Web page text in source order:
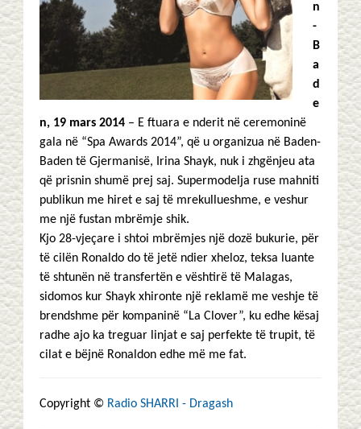
n
-
B
a
d
e
n, 19 mars 2014 – E ftuara e nderit në ceremoninë
gala në “Spa Awards 2014”, që u organizua në Baden-
Baden të Gjermanisë, Irina Shayk, nuk i zhgënjeu ata
që prisnin shumë prej saj. Supermodelja ruse mahniti
publikun me hiret e saj të mrekullueshme, e veshur
me një fustan mbrëmje shik.
Kjo 28-vjeçare i shtoi mbrëmjes një dozë bukurie, për
të cilën Ronaldo do të jetë ndier xheloz, teksa luante
të shtunën në transfertën e vështirë të Malagas,
sidomos kur Shayk xhironte një reklamë me veshje të
brendshme për kompaninë “La Clover”, ku edhe kësaj
radhe ajo ka treguar linjat e saj perfekte të trupit, të
cilat e bëjnë Ronaldon edhe më me fat.
Copyright © Radio SHARRI - Dragash